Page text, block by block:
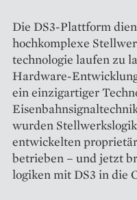
Die DS3-Plattform
hoch­komplexe
technologie laufen zu
Hardware-
ein einzigartiger
wurden
entwickelten
betrieben – und jetzt
logiken mit DS3 in die